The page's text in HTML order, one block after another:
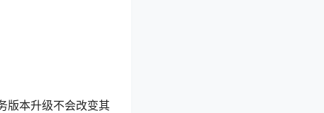
版本升级不会改变其